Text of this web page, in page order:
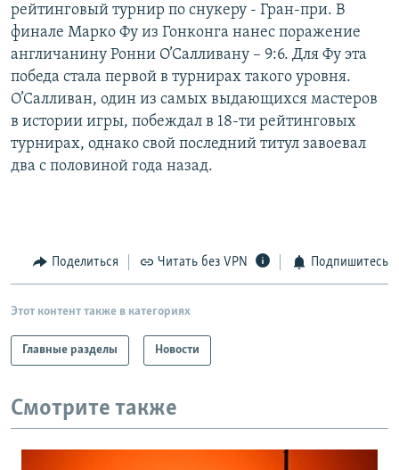
поиску
СЕВЕР.РЕАЛИИ
СИБИРЬ.РЕАЛИИ
РАСПИСАНИЕ ВЕЩАНИЯ
ПОДПИШИТЕСЬ НА РАССЫЛКУ
СОЦИАЛЬНЫЕ СЕТИ
Все сайты РСЕ/РС
рейтинговый турнир по снукеру - Гран-при. В
финале Марко Фу из Гонконга нанес поражение
англичанину Ронни О’Салливану – 9:6. Для Фу эта
победа стала первой в турнирах такого уровня.
О’Салливан, один из самых выдающихся мастеров
в истории игры, побеждал в 18-ти рейтинговых
турнирах, однако свой последний титул завоевал
два с половиной года назад.
Поделиться Читать без VPN Подпишитесь
Этот контент также в категориях
Главные разделы Новости
Смотрите также